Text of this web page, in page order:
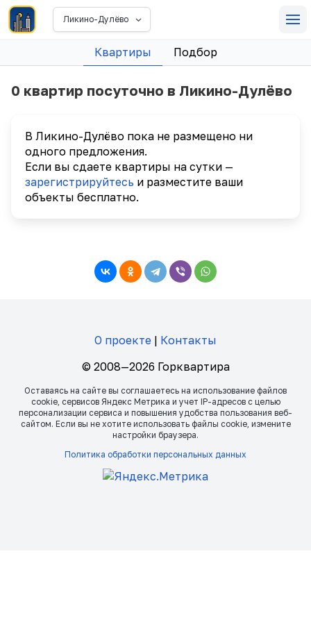
Ликино-Дулёво
Квартиры Подбор
0 квартир посуточно в Ликино-Дулёво
В Ликино-Дулёво пока не размещено ни
одного предложения.
Если вы сдаете квартиры на сутки —
зарегистрируйтесь и разместите ваши
объекты бесплатно.
О проекте | Контакты
© 2008—2026 Горквартира
Оставаясь на сайте вы соглашаетесь на использование файлов
сookie, сервисов Яндекс Метрика и учет IP-адресов с целью
персонализации сервиса и повышения удобства пользования веб-
сайтом. Если вы не хотите использовать файлы сookie, измените
настройки браузера.
Политика обработки персональных данных